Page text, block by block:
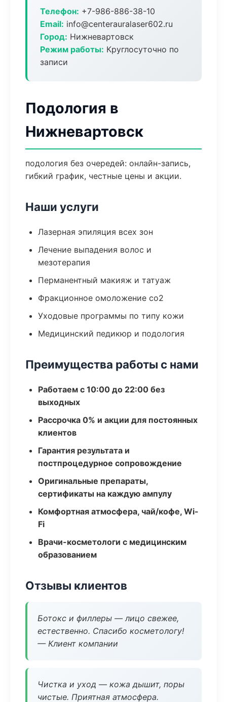
Телефон: +7-986-886-38-10
Email: info@centerauralaser602.ru
Город: Нижневартовск
Режим работы: Круглосуточно по
записи
Подология в
Нижневартовск
подология без очередей: онлайн-запись,
гибкий график, честные цены и акции.
Наши услуги
Лазерная эпиляция всех зон
Лечение выпадения волос и
мезотерапия
Перманентный макияж и татуаж
Фракционное омоложение co2
Уходовые программы по типу кожи
Медицинский педикюр и подология
Преимущества работы с нами
Работаем с 10:00 до 22:00 без
выходных
Рассрочка 0% и акции для постоянных
клиентов
Гарантия результата и
постпроцедурное сопровождение
Оригинальные препараты,
сертификаты на каждую ампулу
Комфортная атмосфера, чай/кофе, Wi-
Fi
Врачи-косметологи с медицинским
образованием
Отзывы клиентов
Ботокс и филлеры — лицо свежее,
естественно. Спасибо косметологу!
— Клиент компании
Чистка и уход — кожа дышит, поры
чистые. Приятная атмосфера.